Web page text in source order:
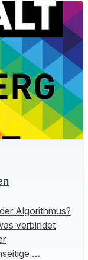
Algorithmus?
verbindet
…